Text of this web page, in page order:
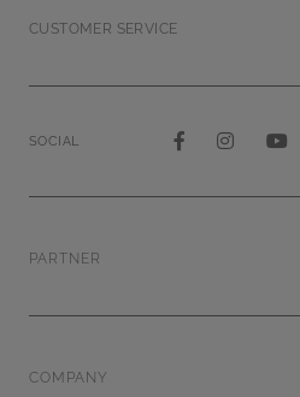
CUSTOMER SERVICE
SOCIAL
PARTNER
COMPANY